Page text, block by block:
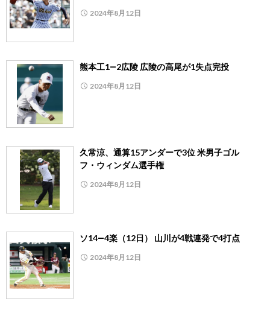
2024年8月12日
熊本工1―2広陵 広陵の高尾が1失点完投
2024年8月12日
久常涼、通算15アンダーで3位 米男子ゴル
フ・ウィンダム選手権
2024年8月12日
ソ14―4楽（12日） 山川が4戦連発で4打点
2024年8月12日